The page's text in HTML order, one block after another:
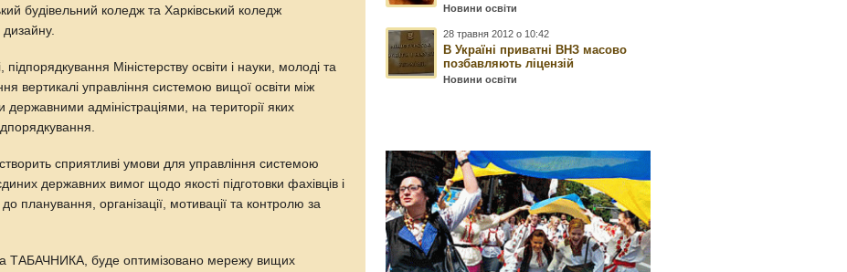
будівельний коледж та Харківський коледж
дизайну.
Міністерству освіти і науки, молоді та
вертикалі управління системою вищої освіти між
державними адміністраціями, на території яких
створить сприятливі умови для управління системою
державних вимог щодо якості підготовки фахівців і
планування, організації, мотивації та контролю за
ТАБАЧНИКА, буде оптимізовано мережу вищих
Новини освіти
28 травня 2012 о 10:42
В Україні приватні ВНЗ масово
позбавляють ліцензій
Новини освіти